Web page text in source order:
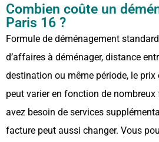
Combien coûte un
Paris 16 ?
Formule de déménagement
d’affaires à déménager, distance
destination ou même période, le prix
peut varier en fonction de
avez besoin de services
facture peut aussi changer. Vous